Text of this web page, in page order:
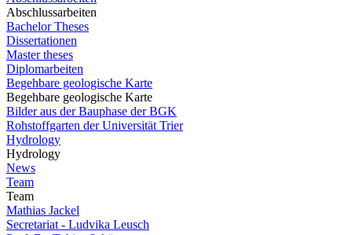
Abschlussarbeiten
Bachelor Theses
Dissertationen
Master theses
Diplomarbeiten
Begehbare geologische Karte
Begehbare geologische Karte
Bilder aus der Bauphase der BGK
Rohstoffgarten der Universität Trier
Hydrology
Hydrology
News
Team
Team
Mathias Jackel
Secretariat - Ludvika Leusch